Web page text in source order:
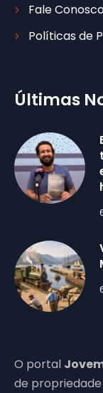
Fale
Políticas de
Últimas
O portal
de